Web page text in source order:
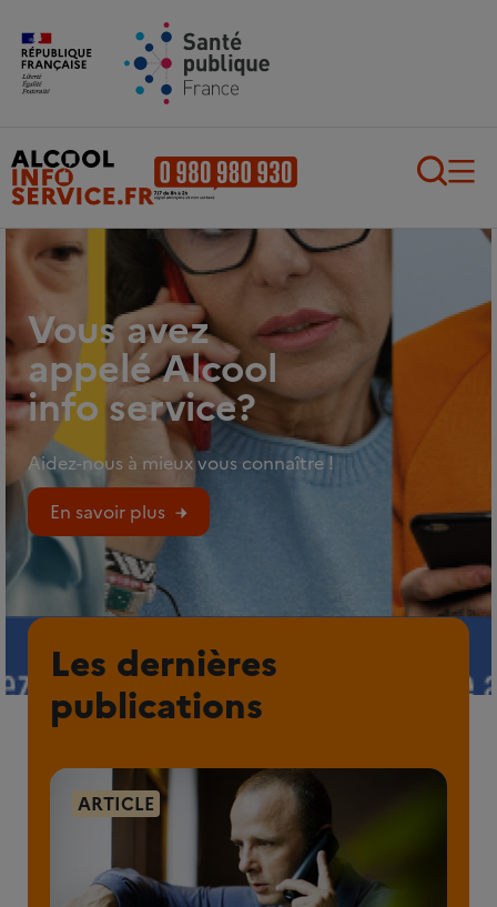
Aller au contenu principal
Vous avez
appelé Alcool
info service?
Aidez-nous à mieux vous connaître !
En savoir plus
Les dernières
publications
ARTICLE